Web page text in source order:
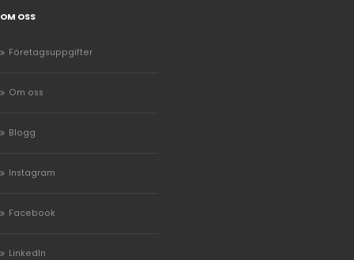
OM OSS
Företagsuppgifter
Om oss
Blogg
Instagram
Facebook
LinkedIn